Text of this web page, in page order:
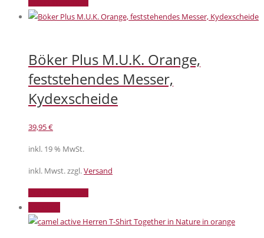
Böker Plus M.U.K. Orange,
feststehendes Messer,
Kydexscheide
39,95€
inkl. 19 % MwSt.
inkl. Mwst. zzgl.Versand